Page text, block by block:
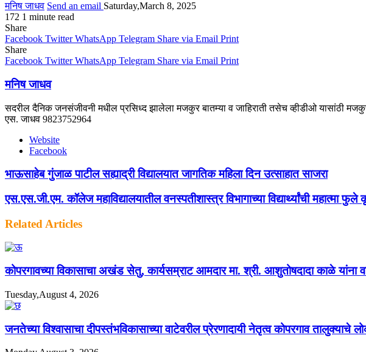
मनिष जाधव Send an email Saturday,March 8, 2025
172 1 minute read
Share
Facebook Twitter WhatsApp Telegram Share via Email Print
Share
Facebook Twitter WhatsApp Telegram Share via Email Print
मनिष जाधव
सदरील दैनिक जनसंजीवनी मधील प्रसिध्द झालेला मजकुर बातम्या व जाहिराती तसेच व्हीडीओ यासांठी
एस. जाधव 9823752964
Website
Facebook
भाऊसाहेब गुंजाळ पाटील सह्याद्री विद्यालयात जागतिक महिला दिन उत्साहात साजरा
एस.एस.जी.एम. कॉलेज महाविद्यालयातील वनस्पतीशास्त्र विभागाच्या विद्यार्थ्यांची महात्मा फुले
Related Articles
कोपरगावच्या विकासाचा अखंड सेतु, कार्यसम्राट आमदार मा. श्री. आशुतोषदादा काळे यांना
Tuesday,August 4, 2026
जनतेच्या विश्वासाचा दीपस्तंभविकासाच्या वाटेवरील प्रेरणादायी नेतृत्व कोपरगाव